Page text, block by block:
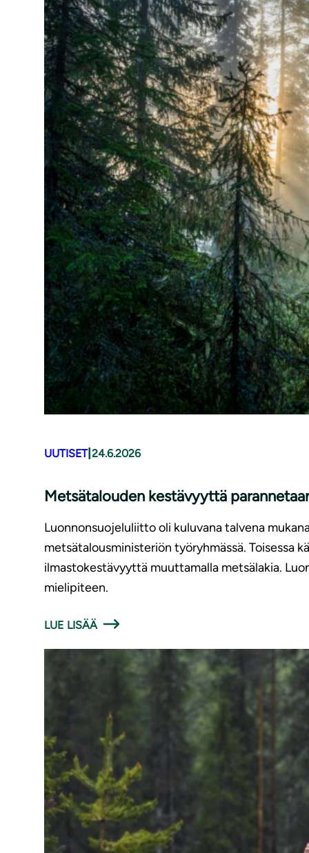
UUTISET| 24.6.2026
Metsätalouden kestävyyttä
Luonnonsuojeluliitto oli kuluvana talvena
metsätalousministeriön työryhmässä. Toisessa
ilmastokestävyyttä muuttamalla metsälakia.
mielipiteen.
LUE LISÄÄ